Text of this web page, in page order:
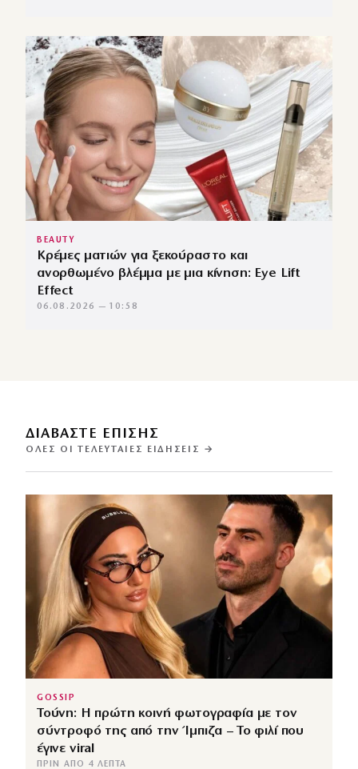
BEAUTY
Κρέμες ματιών για ξεκούραστο και
ανορθωμένο βλέμμα με μια κίνηση: Eye Lift
Effect
06.08.2026 — 10:58
ΔΙΑΒΑΣΤΕ ΕΠΙΣΗΣ
ΌΛΕΣ ΟΙ ΤΕΛΕΥΤΑΊΕΣ ΕΙΔΉΣΕΙΣ →
GOSSIP
Τούνη: Η πρώτη κοινή φωτογραφία με τον
σύντροφό της από την Ίμπιζα – Το φιλί που
έγινε viral
ΠΡΙΝ ΑΠΌ 4 ΛΕΠΤΆ